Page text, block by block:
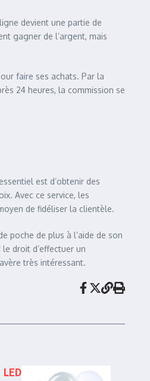
devient une partie de
gagner de l’argent, mais
faire ses achats. Par la
24 heures, la commission se
est d’obtenir des
Avec ce service, les
de fidéliser la clientèle.
poche de plus à l’aide de son
droit d’effectuer un
très intéressant.